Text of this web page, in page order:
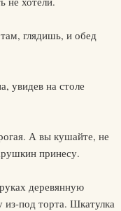
глядишь, и обед
увидев на столе
А вы кушайте, не
принесу.
деревянную
под торта. Шкатулка